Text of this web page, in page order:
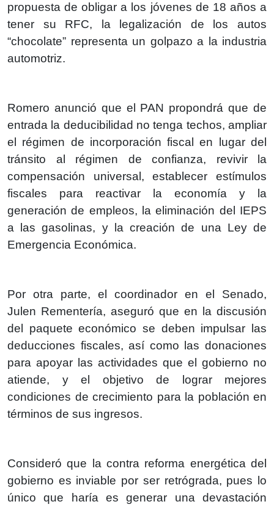
propuesta de obligar a los jóvenes de 18 años a
tener su RFC, la legalización de los autos
“chocolate” representa un golpazo a la industria
automotriz.
Romero anunció que el PAN propondrá que de
entrada la deducibilidad no tenga techos, ampliar
el régimen de incorporación fiscal en lugar del
tránsito al régimen de confianza, revivir la
compensación universal, establecer estímulos
fiscales para reactivar la economía y la
generación de empleos, la eliminación del IEPS
a las gasolinas, y la creación de una Ley de
Emergencia Económica.
Por otra parte, el coordinador en el Senado,
Julen Rementería, aseguró que en la discusión
del paquete económico se deben impulsar las
deducciones fiscales, así como las donaciones
para apoyar las actividades que el gobierno no
atiende, y el objetivo de lograr mejores
condiciones de crecimiento para la población en
términos de sus ingresos.
Consideró que la contra reforma energética del
gobierno es inviable por ser retrógrada, pues lo
único que haría es generar una devastación